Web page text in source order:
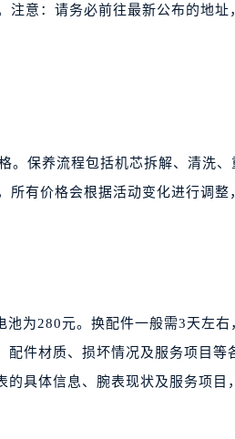
意：请务必前往最新公布的地址
保养流程包括机芯拆解、清洗、
有价格会根据活动变化进行调整
为280元。换配件一般需3天左右
件材质、损坏情况及服务项目等
具体信息、腕表现状及服务项目